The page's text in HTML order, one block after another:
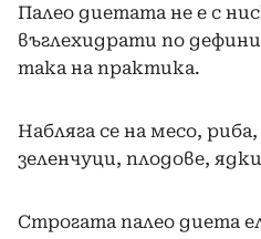
Палео диетата не е с
въглехидрати по
така на практика.
Набляга се на месо,
зеленчуци, плодове,
Строгата палео диета